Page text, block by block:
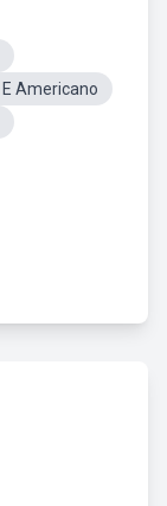
Americano